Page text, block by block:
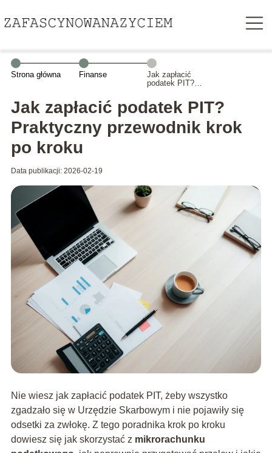
Strona główna Finanse
Jak zapłacić
podatek PIT?
przewodnik krok
po kroku
Jak zapłacić podatek PIT?
Praktyczny przewodnik krok
po kroku
Data publikacji: 2026-02-19
Nie wiesz jak zapłacić podatek PIT, żeby wszystko
zgadzało się w Urzędzie Skarbowym i nie pojawiły się
odsetki za zwłokę. Z tego poradnika krok po kroku
dowiesz się jak skorzystać z mikrorachunku